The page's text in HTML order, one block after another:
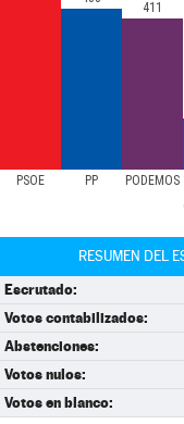
PSOE PP PODEMOS
411
RESUMEN DEL
Escrutado:
Votos contabilizados:
Abstenciones:
Votos nulos:
Votos en blanco: